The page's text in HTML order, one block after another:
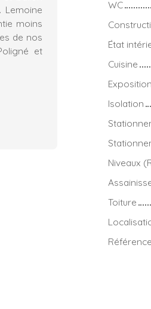
Lemoine
moins
de nos
et
WC
État
Cuisine
Exposition
Isolation
Niveaux
Toiture
Référence